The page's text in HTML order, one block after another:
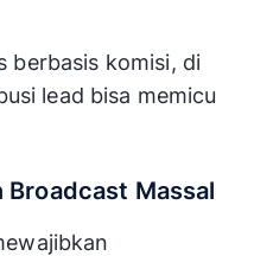
berbasis komisi, di
lead bisa memicu
Broadcast Massal